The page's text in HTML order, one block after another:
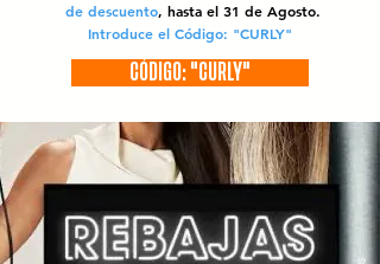
de descuento, hasta el 31 de Agosto.
Introduce el Código: "CURLY"
CÓDIGO: "CURLY"